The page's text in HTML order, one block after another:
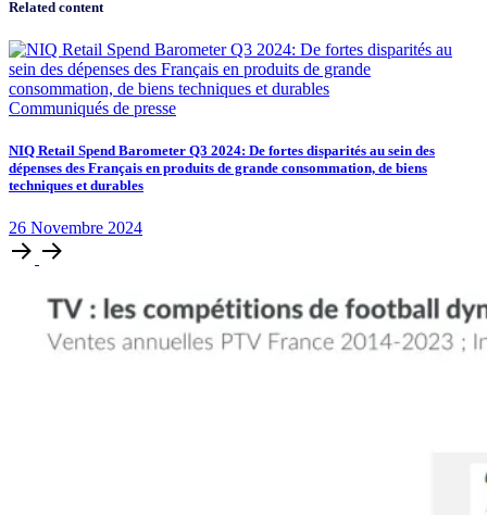
Related content
Communiqués de presse
NIQ Retail Spend Barometer Q3 2024: De fortes disparités au sein des
dépenses des Français en produits de grande consommation, de biens
techniques et durables
26 Novembre 2024